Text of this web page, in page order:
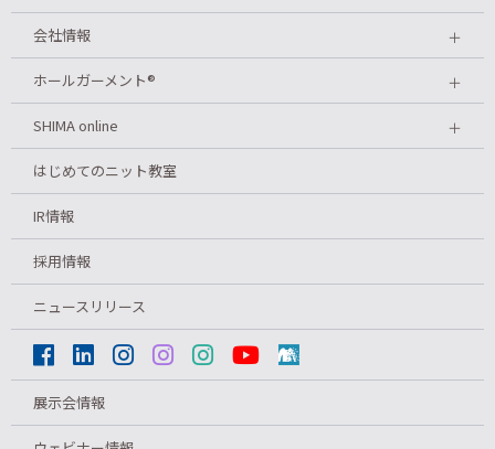
会社情報 ＋
ホールガーメント® ＋
SHIMA online ＋
はじめてのニット教室
IR情報
採用情報
ニュースリリース
展示会情報